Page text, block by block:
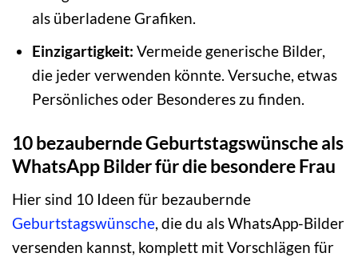
als überladene Grafiken.
Einzigartigkeit: Vermeide generische Bilder,
die jeder verwenden könnte. Versuche, etwas
Persönliches oder Besonderes zu finden.
10 bezaubernde Geburtstagswünsche als
WhatsApp Bilder für die besondere Frau
Hier sind 10 Ideen für bezaubernde
Geburtstagswünsche, die du als WhatsApp-Bilder
versenden kannst, komplett mit Vorschlägen für